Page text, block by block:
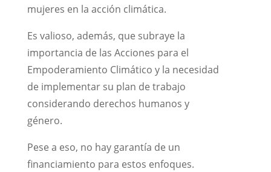
mujeres en la acción climática.
Es valioso, además, que subraye la
importancia de las Acciones para el
Empoderamiento Climático y la necesidad
de implementar su plan de trabajo
considerando derechos humanos y
género.
Pese a eso, no hay garantía de un
financiamiento para estos enfoques.